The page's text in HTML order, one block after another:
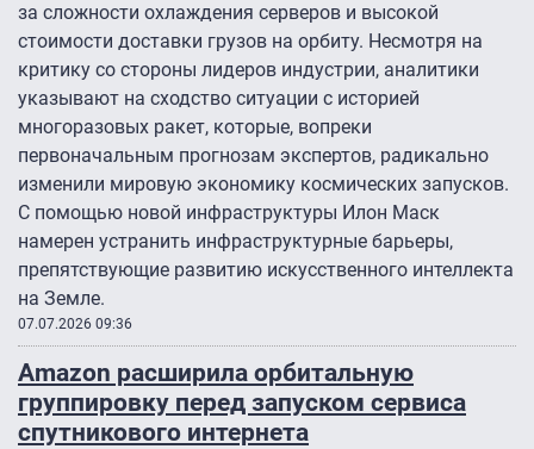
за сложности охлаждения серверов и высокой
стоимости доставки грузов на орбиту. Несмотря на
критику со стороны лидеров индустрии, аналитики
указывают на сходство ситуации с историей
многоразовых ракет, которые, вопреки
первоначальным прогнозам экспертов, радикально
изменили мировую экономику космических запусков.
С помощью новой инфраструктуры Илон Маск
намерен устранить инфраструктурные барьеры,
препятствующие развитию искусственного интеллекта
на Земле.
07.07.2026 09:36
Amazon расширила орбитальную
группировку перед запуском сервиса
спутникового интернета